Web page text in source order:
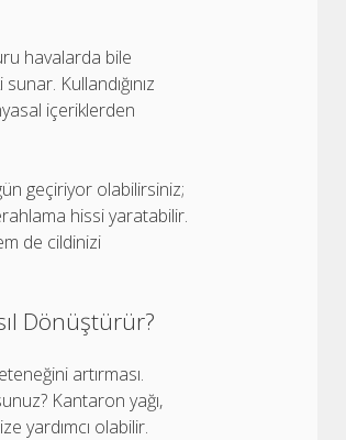
havalarda bile
Kullandığınız
içeriklerden
geçiriyor olabilirsiniz;
hissi yaratabilir.
de cildinizi
Dönüştürür?
artırması.
Kantaron yağı,
yardımcı olabilir.